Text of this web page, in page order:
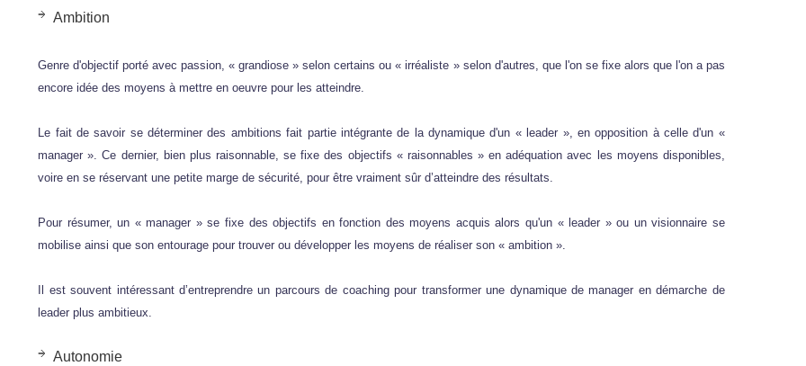
Ambition
Genre d'objectif porté avec passion, « grandiose » selon certains ou « irréaliste » selon d'autres, que l'on se fixe alors que l'on a pas
encore idée des moyens à mettre en oeuvre pour les atteindre.
Le fait de savoir se déterminer des ambitions fait partie intégrante de la dynamique d'un « leader », en opposition à celle d'un «
manager ». Ce dernier, bien plus raisonnable, se fixe des objectifs « raisonnables » en adéquation avec les moyens disponibles,
voire en se réservant une petite marge de sécurité, pour être vraiment sûr d’atteindre des résultats.
Pour résumer, un « manager » se fixe des objectifs en fonction des moyens acquis alors qu'un « leader » ou un visionnaire se
mobilise ainsi que son entourage pour trouver ou développer les moyens de réaliser son « ambition ».
Il est souvent intéressant d’entreprendre un parcours de coaching pour transformer une dynamique de manager en démarche de
leader plus ambitieux.
Autonomie